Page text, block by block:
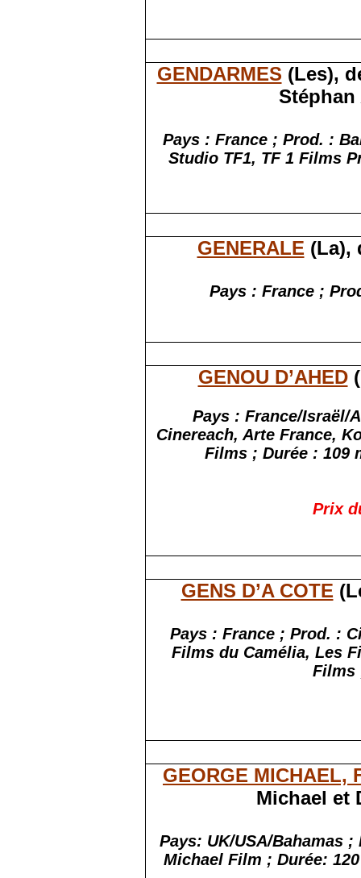
GENDARMES (Les),
Stéphan
Pays : France ; Prod. :
Studio TF1, TF 1 Films
GENERALE (La),
Pays : France ;
GENOU D’AHED
Pays : France/Israël/
Cinereach, Arte France,
Films ; Durée : 109
Prix
GENS D’A COTE
Pays : France ; Prod. :
Films du Camélia, Les
Films
GEORGE MICHAEL,
Michael et
Pays: UK/USA/Bahamas
Michael Film ; Durée: